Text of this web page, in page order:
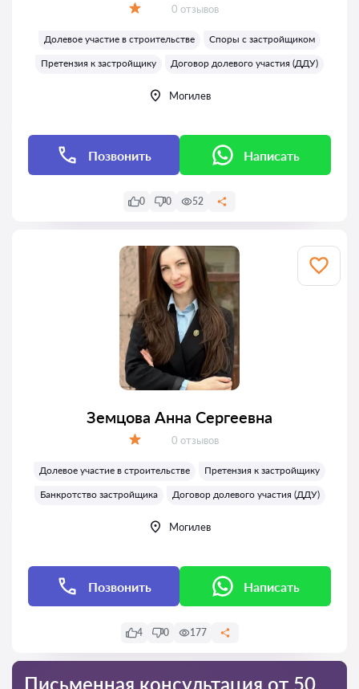
Отзывов:
0 отзывов
Долевое участие в строительстве
Споры с застройщиком
Претензия к застройщику
Договор долевого участия (ДДУ)
Могилев
Позвонить Написать
0 0 52
Земцова Анна Сергеевна
Отзывов:
0 отзывов
Долевое участие в строительстве
Претензия к застройщику
Банкротство застройщика
Договор долевого участия (ДДУ)
Могилев
Позвонить Написать
4 0 177
Письменная консультация от 50